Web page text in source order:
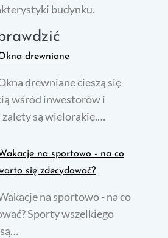
budynku.
drewniane
drewniane cieszą się
wśród inwestorów i
są wielorakie.…
na sportowo - na co
się zdecydować?
na sportowo - na co
Sporty wszelkiego